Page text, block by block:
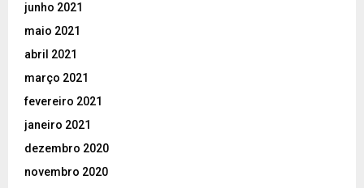
junho 2021
maio 2021
abril 2021
março 2021
fevereiro 2021
janeiro 2021
dezembro 2020
novembro 2020